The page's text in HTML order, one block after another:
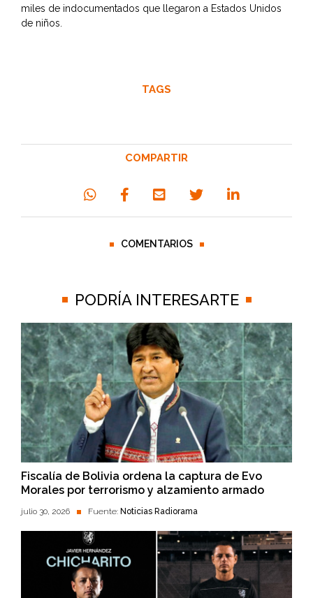
miles de indocumentados que llegaron a Estados Unidos
de niños.
TAGS
COMPARTIR
COMENTARIOS
PODRÍA INTERESARTE
Fiscalía de Bolivia ordena la captura de Evo
Morales por terrorismo y alzamiento armado
julio 30, 2026 Fuente: Noticias Radiorama